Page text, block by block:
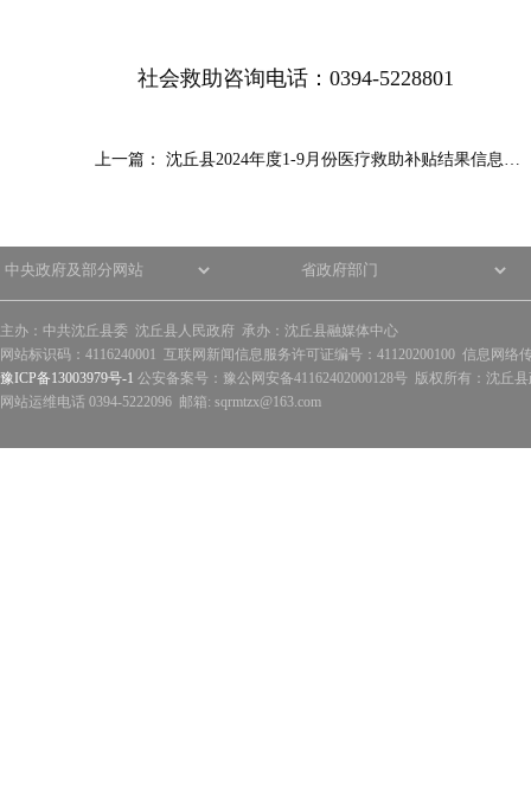
社会救助咨询电话：0394-5228801
上一篇： 沈丘县2024年度1-9月份医疗救助补贴结果信息…
主办：中共沈丘县委 沈丘县人民政府 承办：沈丘县融媒体中心
网站标识码：4116240001 互联网新闻信息服务许可证编号：41120200100 信息网络
豫ICP备13003979号-1 公安备案号：豫公网安备41162402000128号 版权所有：沈丘
网站运维电话 0394-5222096 邮箱: sqrmtzx@163.com